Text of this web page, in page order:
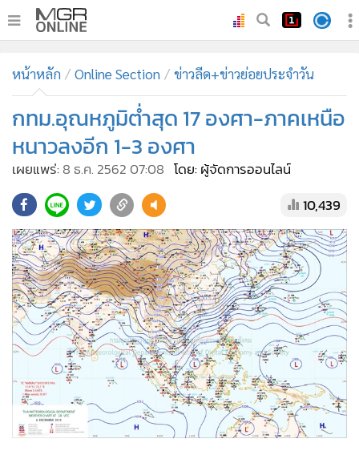
ทันเหตุการณ์
• ภาคใต้
Online Section
• ผู้จัดการรายวัน
• คอลัมนิสต์
• ละคร
• CbizReview
• Cyber BIZ
• ผู้จัดกวน
• Good health & Well-being
• Green Innovation & SD
• Management & HR
• MGR Live
หน้าหลัก Online Section ข่าวลีด+ข่าวย่อยประจำวัน
กทม.อุณหภูมิต่ำสุด 17 องศา-ภาคเหนือ
หนาวลงอีก 1-3 องศา
เผยแพร่: 8 ธ.ค. 2562 07:08 โดย: ผู้จัดการออนไลน์
10,439